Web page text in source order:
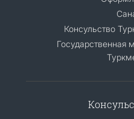
Консульство
Государственная